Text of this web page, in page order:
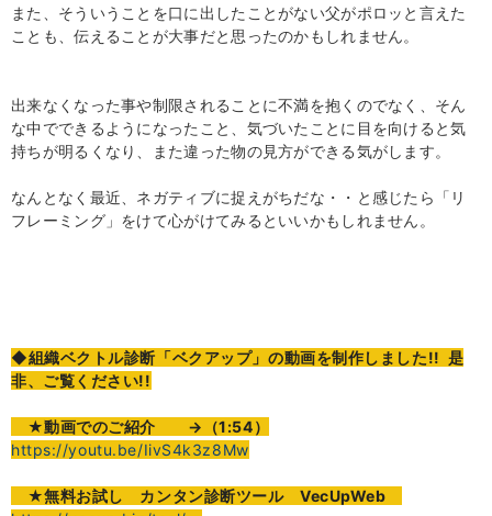
また、そういうことを口に出したことがない父がポロッと言えた
ことも、伝えることが大事だと思ったのかもしれません。
出来なくなった事や制限されることに不満を抱くのでなく、そん
な中でできるようになったこと、気づいたことに目を向けると気
持ちが明るくなり、また違った物の見方ができる気がします。
なんとなく最近、ネガティブに捉えがちだな・・と感じたら「リ
フレーミング」をけて心がけてみるといいかもしれません。
◆組織ベクトル診断「ベクアップ」の動画を制作しました!! 是
非、ご覧ください!!
★動画でのご紹介 →（1:54）
https://youtu.be/IivS4k3z8Mw
★無料お試し カンタン診断ツール VecUpWeb